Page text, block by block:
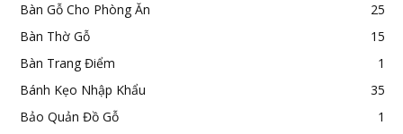
Bàn Gỗ Cho Phòng Ăn
25
Bàn Thờ Gỗ
15
Bàn Trang Điểm
1
Bánh Kẹo Nhập Khẩu
35
Bảo Quản Đồ Gỗ
1